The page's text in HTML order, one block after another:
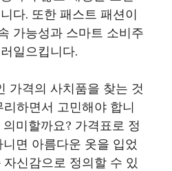
다. 또한 패스트 패션이
가능성과 스마트 소비주
일으킵니다.
가격의 사치품을 찾는 것
하면서 고민해야 합니
미할까요? 가격표로 정
면 아름다운 옷을 입었
신감으로 정의할 수 있